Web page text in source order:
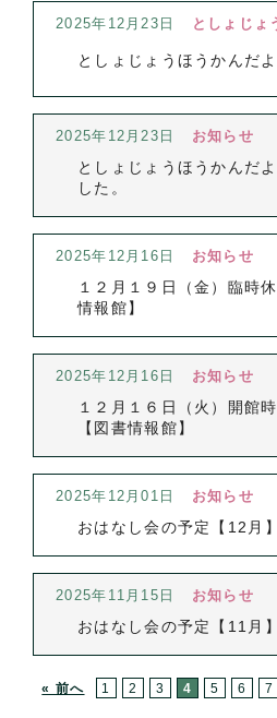
2025年12月23日 としょじょ
としょじょうほうかんだ
2025年12月23日 お知らせ
としょじょうほうかんだ
した。
2025年12月16日 お知らせ
１２月１９日（金）臨時
情報館】
2025年12月16日 お知らせ
１２月１６日（火）開館
【図書情報館】
2025年12月01日 お知らせ
おはなし会の予定【12月】
2025年11月15日 お知らせ
おはなし会の予定【11月】
« 前へ 1 2 3 4 5 6 7